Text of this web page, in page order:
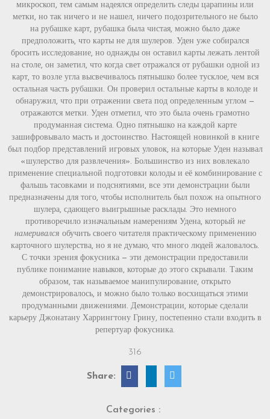
микроскоп, тем самым надеялся определить следы царапины или
метки, но так ничего и не нашел, ничего подозрительного не было
на рубашке карт, рубашка была чистая, можно было даже
предположить, что карты не для шулеров. Уден уже собирался
бросить исследование, но однажды он оставил карты лежать лентой
на столе, он заметил, что когда свет отражался от рубашки одной из
карт, то возле угла высвечивалось пятнышко более тусклое, чем вся
остальная часть рубашки. Он проверил остальные карты в колоде и
обнаружил, что при отражении света под определенным углом —
отражаются метки. Уден отметил, что это была очень грамотно
продуманная система. Одно пятнышко на каждой карте
зашифровывало масть и достоинство. Настоящей новинкой в книге
был подбор представлений игровых уловок, на которые Уден называл
«шулерство для развлечения». Большинство из них вовлекало
применение специальной подготовки колоды и её комбинирование с
фальшь тасовками и подснятиями, все эти демонстрации были
предназначены для того, чтобы исполнитель был похож на опытного
шулера, сдающего выигрышные расклады. Это немного
противоречило изначальным намерениям Удена, который не
намеривался обучить своего читателя практическому применению
карточного шулерства, но я не думаю, что много людей жаловалось.
С точки зрения фокусника — эти демонстрации предоставили
публике понимание навыков, которые до этого скрывали. Таким
образом, так называемое манипулирование, открыто
демонстрировалось, и можно было только восхищаться этими
продуманными движениями. Демонстрации, которые сделали
карьеру Джонатану Харрингтону Грину, постепенно стали входить в
репертуар фокусника.
316
Share:
Categories :